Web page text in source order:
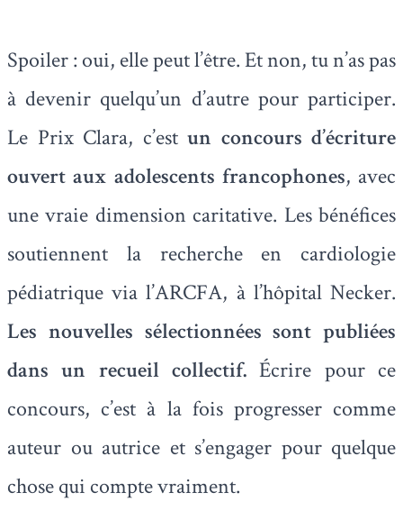
Spoiler : oui, elle peut l’être. Et non, tu n’as pas
à devenir quelqu’un d’autre pour participer.
Le Prix Clara, c’est un concours d’écriture
ouvert aux adolescents francophones, avec
une vraie dimension caritative. Les bénéfices
soutiennent la recherche en cardiologie
pédiatrique via l’ARCFA, à l’hôpital Necker.
Les nouvelles sélectionnées sont publiées
dans un recueil collectif. Écrire pour ce
concours, c’est à la fois progresser comme
auteur ou autrice et s’engager pour quelque
chose qui compte vraiment.